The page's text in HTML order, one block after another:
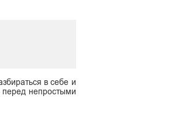
в себе и
перед непростыми